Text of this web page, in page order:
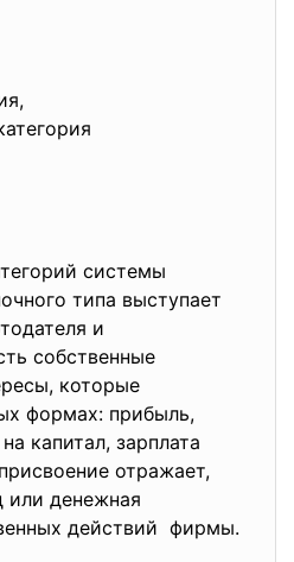
системы
типа выступает
и
собственные
которые
формах: прибыль,
капитал, зарплата
отражает,
или денежная
действий фирмы.